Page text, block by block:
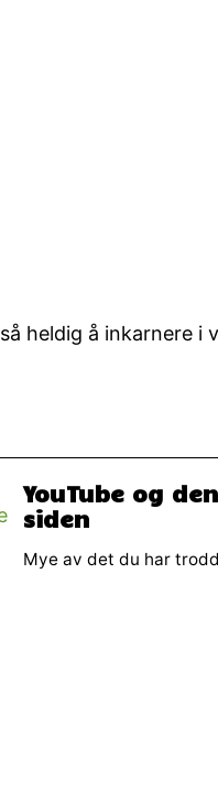
heldig å inkarnere i
YouTube og
siden
Mye av det du har